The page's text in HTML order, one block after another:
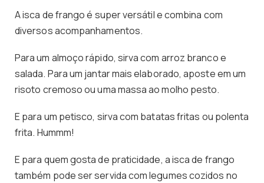
A isca de frango é super versátil e combina com
diversos acompanhamentos.
Para um almoço rápido, sirva com arroz branco e
salada. Para um jantar mais elaborado, aposte em um
risoto cremoso ou uma massa ao molho pesto.
E para um petisco, sirva com batatas fritas ou polenta
frita. Hummm!
E para quem gosta de praticidade, a isca de frango
também pode ser servida com legumes cozidos no